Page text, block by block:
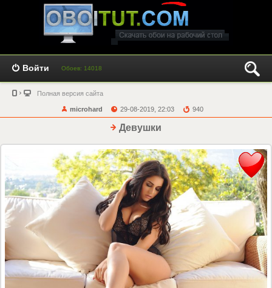
Войти Обоев: 14018
Полная версия сайта
microhard 29-08-2019, 22:03 940
Девушки